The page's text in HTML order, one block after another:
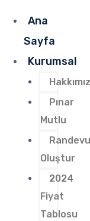
Ana
Sayfa
Kurumsal
Pınar
Mutlu
Randevu
Oluştur
2024
Fiyat
Tablosu